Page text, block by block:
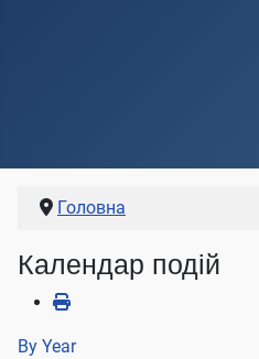
Головна
Календар подій
By Year